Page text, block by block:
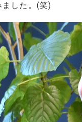
した。(笑)